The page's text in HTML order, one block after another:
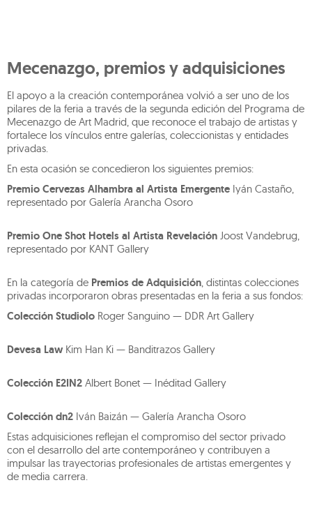
Mecenazgo, premios y adquisiciones
El apoyo a la creación contemporánea volvió a ser uno de los
pilares de la feria a través de la segunda edición del Programa de
Mecenazgo de Art Madrid, que reconoce el trabajo de artistas y
fortalece los vínculos entre galerías, coleccionistas y entidades
privadas.
En esta ocasión se concedieron los siguientes premios:
Premio Cervezas Alhambra al Artista Emergente Iyán Castaño,
representado por Galería Arancha Osoro
Premio One Shot Hotels al Artista Revelación Joost Vandebrug,
representado por KANT Gallery
En la categoría de Premios de Adquisición, distintas colecciones
privadas incorporaron obras presentadas en la feria a sus fondos:
Colección Studiolo Roger Sanguino — DDR Art Gallery
Devesa LawKim Han Ki — Banditrazos Gallery
Colección E2IN2 Albert Bonet — Inéditad Gallery
Colección dn2 Iván Baizán — Galería Arancha Osoro
Estas adquisiciones reflejan el compromiso del sector privado
con el desarrollo del arte contemporáneo y contribuyen a
impulsar las trayectorias profesionales de artistas emergentes y
de media carrera.